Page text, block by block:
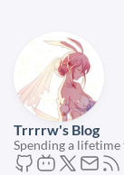
Trrrrw's Blog
Spending a